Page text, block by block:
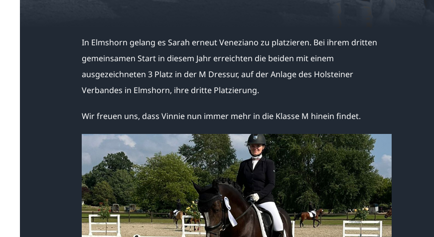
In Elmshorn gelang es Sarah erneut Veneziano zu platzieren. Bei ihrem dritten
gemeinsamen Start in diesem Jahr erreichten die beiden mit einem
ausgezeichneten 3 Platz in der M Dressur, auf der Anlage des Holsteiner
Verbandes in Elmshorn, ihre dritte Platzierung.
Wir freuen uns, dass Vinnie nun immer mehr in die Klasse M hinein findet.